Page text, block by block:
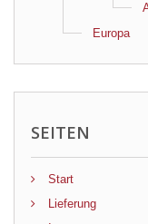
Europa
SEITEN
Start
Lieferung